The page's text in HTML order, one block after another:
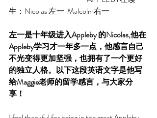
生：Nicolas 左一  Malcolm右一
左一是十年级进入Appleby 的Nicolas,他在
Appleby学习才一年多一点，他感言自己
不光变得更加坚强，也拥有了一个更好
的独立人格。以下这段英语文字是他写
给Maggie老师的留学感言，与大家分
享！